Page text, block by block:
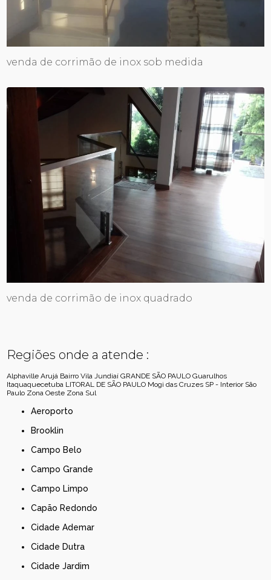
venda de corrimão de inox sob medida
venda de corrimão de inox quadrado
Regiões onde a atende :
Alphaville Arujá Bairro Vila Jundiaí GRANDE SÃO PAULO Guarulhos
Itaquaquecetuba LITORAL DE SÃO PAULO Mogi das Cruzes SP - Interior São
Paulo Zona Oeste Zona Sul
Aeroporto
Brooklin
Campo Belo
Campo Grande
Campo Limpo
Capão Redondo
Cidade Ademar
Cidade Dutra
Cidade Jardim